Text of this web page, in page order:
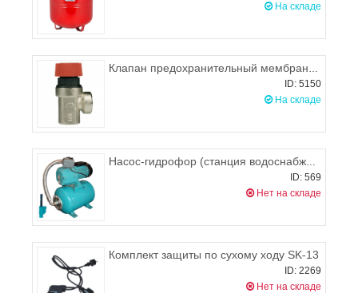
На складе
Клапан предохранительный мембранный 3,0 BAR 1/2", ITAP 368
ID: 5150
На складе
Насос-гидрофор (станция водоснабжения) Omnigena DP-355A 24л
ID: 569
Нет на складе
Комплект защиты по сухому ходу SK-13
ID: 2269
Нет на складе